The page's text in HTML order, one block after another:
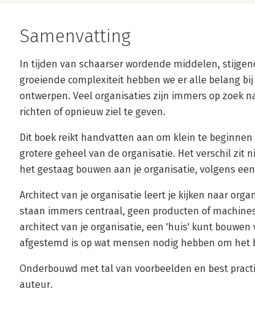
Samenvatting
In tijden van schaarser wordende middelen,
groeiende complexiteit hebben we er alle belang
ontwerpen. Veel organisaties zijn immers op zoek
richten of opnieuw ziel te geven.
Dit boek reikt handvatten aan om klein te
grotere geheel van de organisatie. Het verschil zit
het gestaag bouwen aan je organisatie, volgens
Architect van je organisatie leert je kijken naar
staan immers centraal, geen producten of
architect van je organisatie, een 'huis' kunt bouwen
afgestemd is op wat mensen nodig hebben om het
Onderbouwd met tal van voorbeelden en best
auteur.